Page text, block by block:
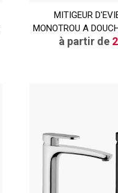
MITIGEUR
MONOTROU A
à partir de
TTC